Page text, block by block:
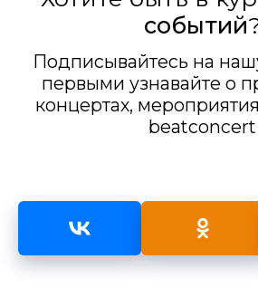
Пользовательское соглашение
(с) БитКонцерт, 2026